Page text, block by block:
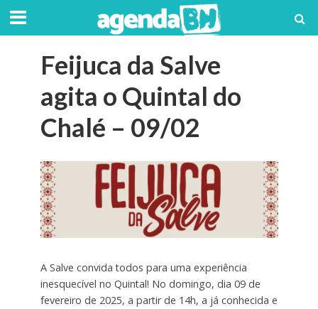
Feijuca da Salve
agita o Quintal do
Chalé – 09/02
A Salve convida todos para uma experiência
inesquecível no Quintal! No domingo, dia 09 de
fevereiro de 2025, a partir de 14h, a já conhecida e